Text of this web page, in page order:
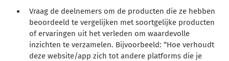
Vraag de deelnemers om de producten die ze hebben
beoordeeld te vergelijken met soortgelijke producten
of ervaringen uit het verleden om waardevolle
inzichten te verzamelen. Bijvoorbeeld: “Hoe verhoudt
deze website/app zich tot andere platforms die je